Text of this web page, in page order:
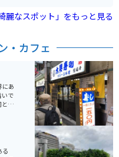
麗なスポット」をもっと見る
・カフェ
にあ
いで
と昭
じ
る